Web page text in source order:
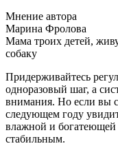
Мнение автора
Марина Фролова
Мама троих детей,
собаку
Придерживайтесь
одноразовый шаг, а
внимания. Но если вы
следующем году
влажной и богатеющей
стабильным.